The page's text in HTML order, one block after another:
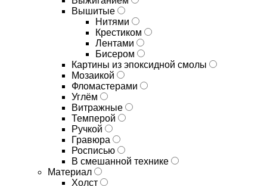
Вышитые
Нитями
Крестиком
Лентами
Бисером
Картины из эпоксидной смолы
Мозаикой
Фломастерами
Углём
Витражные
Темперой
Ручкой
Гравюра
Росписью
В смешанной технике
Материал
Холст